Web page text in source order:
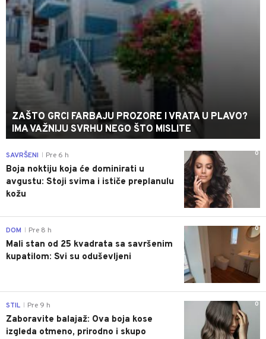
ZAŠTO GRCI FARBAJU PROZORE I VRATA U PLAVO?
IMA VAŽNIJU SVRHU NEGO ŠTO MISLITE
0
SAVRŠENI Pre 6 h
Boja noktiju koja će dominirati u
avgustu: Stoji svima i ističe preplanulu
kožu
0
DOM Pre 8 h
Mali stan od 25 kvadrata sa savršenim
kupatilom: Svi su oduševljeni
0
STIL Pre 9 h
Zaboravite balajaž: Ova boja kose
izgleda otmeno, prirodno i skupo